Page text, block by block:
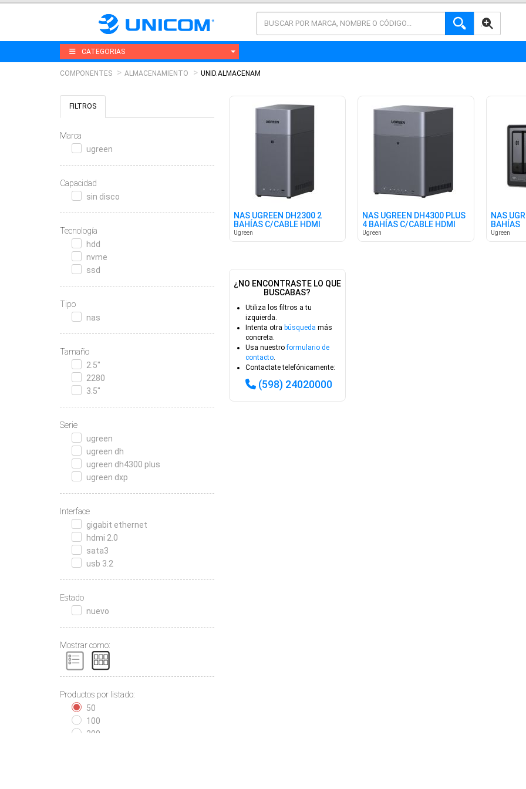
AVANZADA
CATEGORIAS
COMPONENTES ALMACENAMIENTO UNID.ALMACENAM
FILTROS
Marca
ugreen
Capacidad
sin disco
Tecnología
hdd
nvme
ssd
Tipo
nas
Tamaño
2.5"
2280
3.5"
Serie
ugreen
ugreen dh
ugreen dh4300 plus
ugreen dxp
Interface
gigabit ethernet
hdmi 2.0
sata3
usb 3.2
Estado
nuevo
Mostrar como:
Productos por listado:
50
100
200
NAS UGREEN DH2300 2
BAHÍAS C/CABLE HDMI
Ugreen
NAS UGREEN DH4300 PLUS
4 BAHÍAS C/CABLE HDMI
Ugreen
NAS
BAHÍAS
Ugreen
¿NO ENCONTRASTE LO QUE
BUSCABAS?
Utiliza los filtros a tu
izquierda.
Intenta otra búsqueda más
concreta.
Usa nuestroformulario de
contacto.
Contactate telefónicamente:
(598) 24020000